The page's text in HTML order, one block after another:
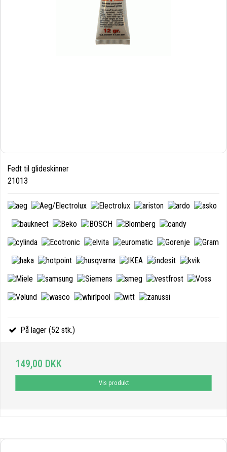
Fedt til glideskinner
21013
På lager (52 stk.)
149,00 DKK
Vis produkt